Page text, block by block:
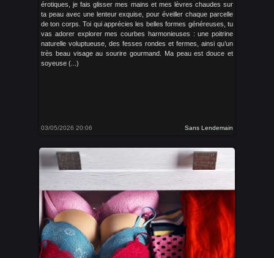
érotiques, je fais glisser mes mains et mes lèvres chaudes sur
ta peau avec une lenteur exquise, pour éveiller chaque parcelle
de ton corps. Toi qui apprécies les belles formes généreuses, tu
vas adorer explorer mes courbes harmonieuses : une poitrine
naturelle voluptueuse, des fesses rondes et fermes, ainsi qu’un
très beau visage au sourire gourmand. Ma peau est douce et
soyeuse (...)
03/05/2026 20:06 Sans Lendemain